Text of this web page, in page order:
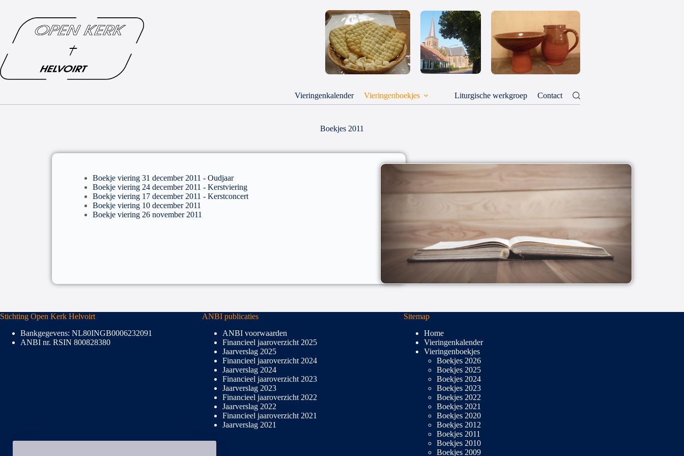
Vieringenkalender Vieringenboekjes Liturgische werkgroep Contact
Boekjes 2011
Boekje viering 31 december 2011 - Oudjaar
Boekje viering 24 december 2011 - Kerstviering
Boekje viering 17 december 2011 - Kerstconcert
Boekje viering 10 december 2011
Boekje viering 26 november 2011
Stichting Open Kerk Helvoirt
Bankgegevens: NL80INGB0006232091
ANBI nr. RSIN 800828380
ANBI publicaties
ANBI voorwaarden
Financieel jaaroverzicht 2025
Jaarverslag 2025
Financieel jaaroverzicht 2024
Jaarverslag 2024
Financieel jaaroverzicht 2023
Jaarverslag 2023
Financieel jaaroverzicht 2022
Jaarverslag 2022
Financieel jaaroverzicht 2021
Jaarverslag 2021
Sitemap
Home
Vieringenkalender
Vieringenboekjes
Boekjes 2026
Boekjes 2025
Boekjes 2024
Boekjes 2023
Boekjes 2022
Boekjes 2021
Boekjes 2020
Boekjes 2012
Boekjes 2011
Boekjes 2010
Boekjes 2009